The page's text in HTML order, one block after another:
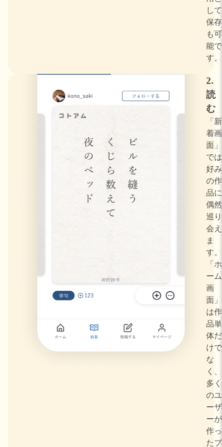
して
保存
も可
能で
す。
2.
読
む
「新
着画
面」
では
好み
の作
品に
偶然
巡り
会え
ま
す。
「ホ
ーム
画
面」
は作
品単
体だ
けで
な
く、
多く
のユ
ーザ
ーが
作っ
たプ